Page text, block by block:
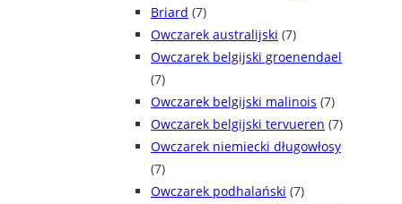
Briard (7)
Owczarek australijski (7)
Owczarek belgijski groenendael
(7)
Owczarek belgijski malinois (7)
Owczarek belgijski tervueren (7)
Owczarek niemiecki długowłosy
(7)
Owczarek podhalański (7)